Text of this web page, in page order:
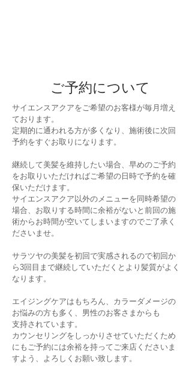
ご予約について
サイエンスアクアをご希望のお客様が毎月増え
ております。
定期的に通われる方が多くなり、施術後に次回
予約をすぐお取りになります。
​継続して美髪を維持したい場合、早めのご予約
をお取りいただければご希望の日時で予約を確
保いただけます。
サイエンスアクア以外のメニューを同時希望の
場合、お取りする時間に余裕がないと 前回の施
術からお時間が空いてしまいますのでご了承く
ださいませ。
サラツヤの美髪を初回で実感されるので初回か
ら3回目まで継続していただくと より髪質がよく
なります。
エイジングケアはもちろん、カラーダメージの
お悩みの方も多く、男性のお客さまからも
支持されています。
カウンセリングをしっかりさせていただくため
にもご予約には余裕を持ってご来店くださいま
すよう、よろしくお願い致します。